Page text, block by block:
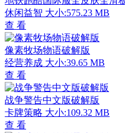
休闲益智 大小:575.23 MB
查 看
像素牧场物语破解版
经营养成 大小:39.65 MB
查 看
战争警告中文版破解版
卡牌策略 大小:109.32 MB
查 看